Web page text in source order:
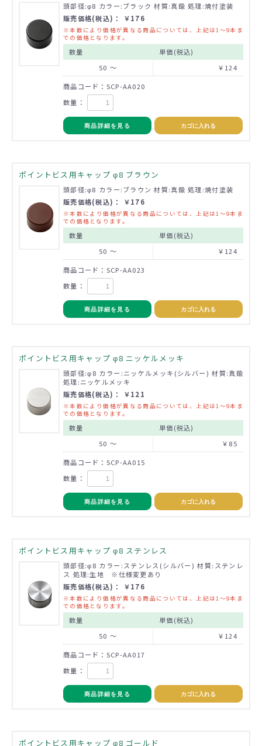
頭部径:φ8 カラー:ブラック 材質:真鍮 処理:焼付塗装
販売価格(税込)： ￥176
※本数により価格が異なる商品については、上記は1～9本ま
での価格となります。
数量
単価(税込)
50 ～
￥124
商品コード：SCP-AA020
数量：
商品詳細を見る カゴに入れる
ポイントビス用キャップ φ8 ブラウン
頭部径:φ8 カラー:ブラウン 材質:真鍮 処理:焼付塗装
販売価格(税込)： ￥176
※本数により価格が異なる商品については、上記は1～9本ま
での価格となります。
数量
単価(税込)
50 ～
￥124
商品コード：SCP-AA023
数量：
商品詳細を見る カゴに入れる
ポイントビス用キャップ φ8 ニッケルメッキ
頭部径:φ8 カラー:ニッケルメッキ(シルバー) 材質:真鍮
処理:ニッケルメッキ
販売価格(税込)： ￥121
※本数により価格が異なる商品については、上記は1～9本ま
での価格となります。
数量
単価(税込)
50 ～
￥85
商品コード：SCP-AA015
数量：
商品詳細を見る カゴに入れる
ポイントビス用キャップ φ8 ステンレス
頭部径:φ8 カラー:ステンレス(シルバー) 材質:ステンレ
ス 処理:生地 ※仕様変更あり
販売価格(税込)： ￥176
※本数により価格が異なる商品については、上記は1～9本ま
での価格となります。
数量
単価(税込)
50 ～
￥124
商品コード：SCP-AA017
数量：
商品詳細を見る カゴに入れる
ポイントビス用キャップ φ8 ゴールド